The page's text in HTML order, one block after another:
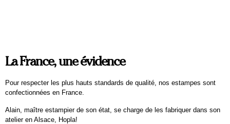
La France, une évidence
Pour respecter les plus hauts standards de qualité, nos estampes sont
confectionnées en France.
Alain, maître estampier de son état, se charge de les fabriquer dans son
atelier en Alsace, Hopla!